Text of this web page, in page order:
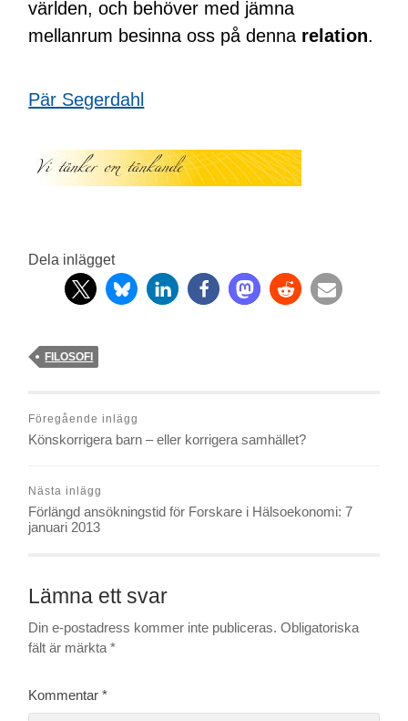
världen, och behöver med jämna
mellanrum besinna oss på denna relation.
Pär Segerdahl
Dela inlägget
FILOSOFI
Föregående inlägg
Könskorrigera barn – eller korrigera samhället?
Nästa inlägg
Förlängd ansökningstid för Forskare i Hälsoekonomi: 7
januari 2013
Lämna ett svar
Din e-postadress kommer inte publiceras. Obligatoriska
fält är märkta*
Kommentar*